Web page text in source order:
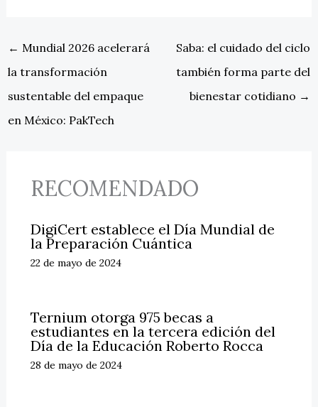
← Mundial 2026 acelerará
la transformación
sustentable del empaque
en México: PakTech
Saba: el cuidado del ciclo
también forma parte del
bienestar cotidiano →
RECOMENDADO
DigiCert establece el Día Mundial de
la Preparación Cuántica
22 de mayo de 2024
Ternium otorga 975 becas a
estudiantes en la tercera edición del
Día de la Educación Roberto Rocca
28 de mayo de 2024